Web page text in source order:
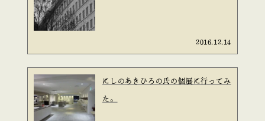
2016.12.14
にしのあきひろの氏の個展に行ってみ
た。